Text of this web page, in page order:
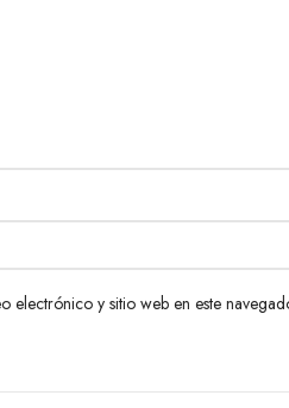
electrónico y sitio web en este